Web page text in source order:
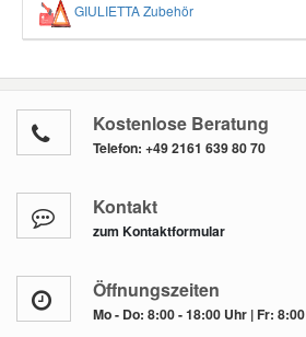
GIULIETTA Zubehör
Kostenlose Beratung
Telefon: +49 2161 639 80 70
Kontakt
zum Kontaktformular
Öffnungszeiten
Mo - Do: 8:00 - 18:00 Uhr | Fr: